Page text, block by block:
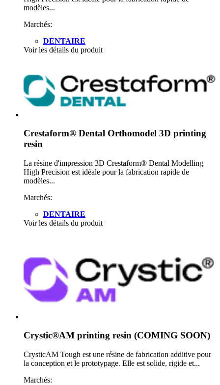
modèles...
Marchés:
DENTAIRE
Voir les détails du produit
Crestaform® Dental Orthomodel 3D printing
resin
La résine d'impression 3D Crestaform® Dental Modelling
High Precision est idéale pour la fabrication rapide de
modèles...
Marchés:
DENTAIRE
Voir les détails du produit
Crystic®AM printing resin (COMING SOON)
CrysticAM Tough est une résine de fabrication additive pour
la conception et le prototypage. Elle est solide, rigide et...
Marchés: